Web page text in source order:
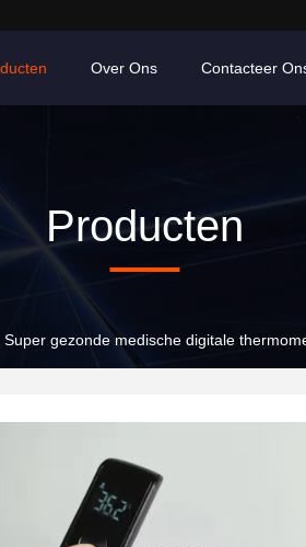
Over Ons Contacteer
Producten
Super gezonde medische digitale